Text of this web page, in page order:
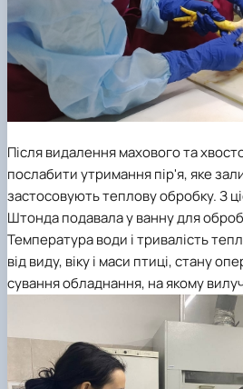
Після видалення махового та
послабити утримання пір'я, яке
застосовують теплову обробку. З
Штондаподавалау ванну для
Температура води і тривалість
від виду, віку і маси птиці, стану
сування обладнання, на якому